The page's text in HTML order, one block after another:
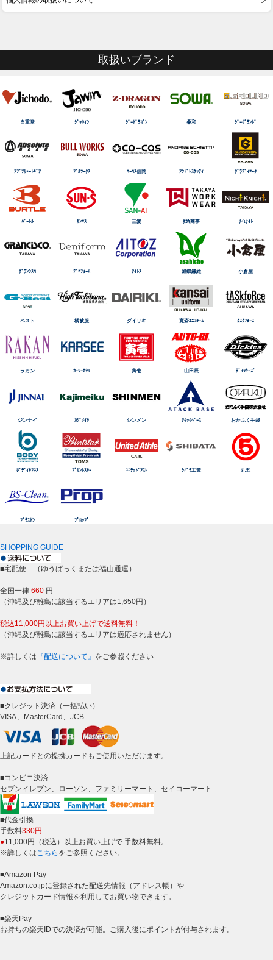
取扱いブランド
自重堂 ｼﾞｬｳｨﾝ ｼﾞｰﾄﾞﾗｺﾞﾝ 桑和 ｼﾞｰｸﾞﾗﾝﾄﾞ
ｱﾌﾞｿﾘｭｰﾄｷﾞｱ ﾌﾞﾙﾜｰｸｽ ｺｰｺｽ信岡 ｱﾝﾄﾞﾚｽｹｯﾃｨ ｸﾞﾗﾃﾞｨｴｰﾀ
ﾊﾞｰﾄﾙ ｻﾝｴｽ 三愛 ﾀｶﾔ商事 ﾅｲtﾅｲﾄ
ｸﾞﾗﾝｼｽｺ ﾃﾞﾆﾌｫｰﾑ ｱｲﾄｽ 旭蝶繊維 小倉屋
ベスト 橘被服 ダイリキ 寛斎ﾕﾆﾌｫｰﾑ ﾀｽｸﾌｫｰｽ
ラカン ｶｰｼｰｶｼﾏ 寅壱 山田辰 ﾃﾞｨｯｷｰｽﾞ
ジンナイ ｶｼﾞﾒｲｸ シンメン ｱﾀｯｸﾍﾞｰｽ おたふく手袋
ﾎﾞﾃﾞｨﾀﾌﾈｽ ﾌﾟﾘﾝﾄｽﾀｰ ﾕﾆﾃｯﾄﾞｱｽﾚ ｼﾊﾞﾗ工業 丸五
ﾌﾞﾗｽﾄﾝ ﾌﾟﾛｯﾌﾟ
SHOPPING GUIDE
■宅配便 （ゆうぱっくまたは福山通運）
全国一律 660 円
（沖縄及び離島に該当するエリアは1,650円）
税込11,000円以上お買い上げで送料無料！
（沖縄及び離島に該当するエリアは適応されません）
※詳しくは 『配送について』 をご参照ください
■クレジット決済（一括払い）
VISA、MasterCard、JCB
上記カードとの提携カードもご使用いただけます。
■コンビニ決済
セブンイレブン、ローソン、ファミリーマート、セイコーマート
■代金引換
手数料330円
●11,000円（税込）以上お買い上げで 手数料無料。
※詳しくはこちら をご参照ください。
■Amazon Pay
Amazon.co.jpに登録された配送先情報（アドレス帳）や
クレジットカード情報を利用してお買い物できます。
■楽天Pay
お持ちの楽天IDでの決済が可能。ご購入後にポイントが付与されます。